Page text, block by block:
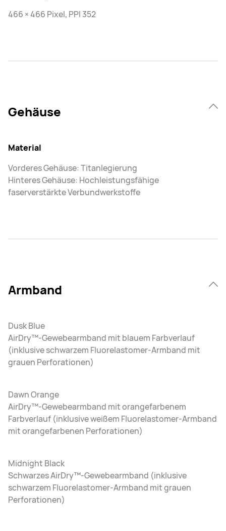
466 × 466 Pixel, PPI 352
Gehäuse
Material
Vorderes Gehäuse: Titanlegierung
Hinteres Gehäuse: Hochleistungsfähige
faserverstärkte Verbundwerkstoffe
Armband
Dusk Blue
AirDry™-Gewebearmband mit blauem Farbverlauf
(inklusive schwarzem Fluorelastomer-Armband mit
grauen Perforationen)
Dawn Orange
AirDry™-Gewebearmband mit orangefarbenem
Farbverlauf (inklusive weißem Fluorelastomer-Armband
mit orangefarbenen Perforationen)
Midnight Black
Schwarzes AirDry™-Gewebearmband (inklusive
schwarzem Fluorelastomer-Armband mit grauen
Perforationen)